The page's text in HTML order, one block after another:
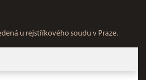
u rejstříkového soudu v Praze.